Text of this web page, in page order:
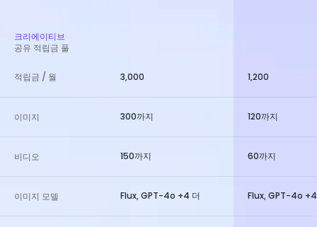
크리에이티브
공유 적립금 풀
적립금 / 월
이미지
비디오
이미지 모델
3,000
300까지
150까지
Flux, GPT-4o +4 더
1,200
120까지
60까지
Flux, GPT-4o